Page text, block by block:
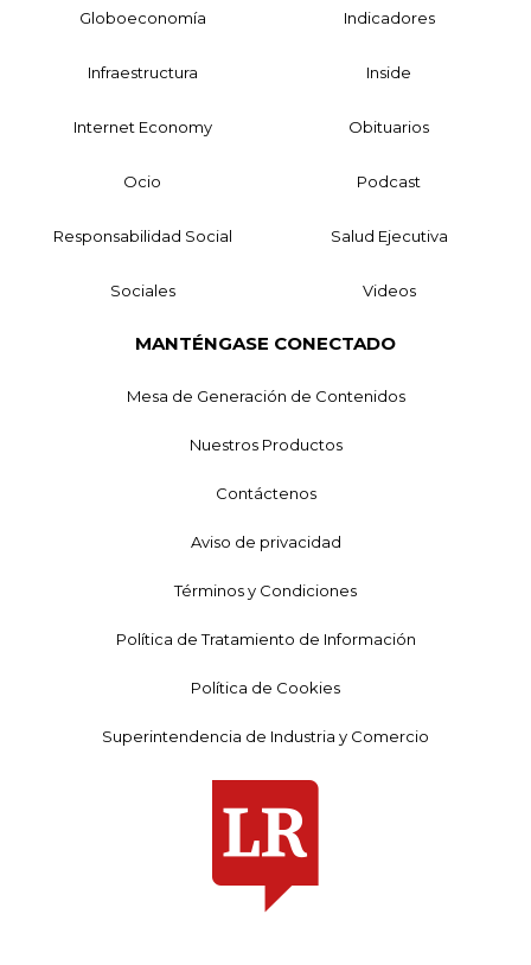
Globoeconomía Indicadores
Infraestructura Inside
Internet Economy Obituarios
Ocio Podcast
Responsabilidad Social Salud Ejecutiva
Sociales Videos
MANTÉNGASE CONECTADO
Mesa de Generación de Contenidos
Nuestros Productos
Contáctenos
Aviso de privacidad
Términos y Condiciones
Política de Tratamiento de Información
Política de Cookies
Superintendencia de Industria y Comercio